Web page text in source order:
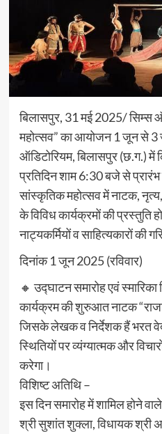
बिलासपुर, 31 मई 2025/ सिम्स
महोत्सव” का आयोजन 1 जून से
ऑडिटोरियम, बिलासपुर (छ.ग.) में
प्रतिदिन शाम 6:30 बजे से प्रारंभ
सांस्कृतिक महोत्सव में नाटक, नृत्य,
के विविध कार्यक्रमों की प्रस्तुति
नाट्यकर्मियों व साहित्यकारों की
दिनांक 1 जून 2025 (रविवार)
🔸 उद्घाटन समारोह एवं स्मारिका
कार्यक्रम की शुरुआत नाटक
जिसके लेखक व निर्देशक हैं भरत
स्थितियों पर व्यंग्यात्मक और
करेगा।
विशिष्ट अतिथि –
इस दिन समारोह में शामिल होने
श्री सुशांत शुक्ला, विधायक श्री